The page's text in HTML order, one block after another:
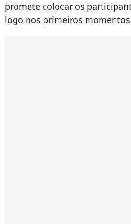
promete colocar os
logo nos primeiros